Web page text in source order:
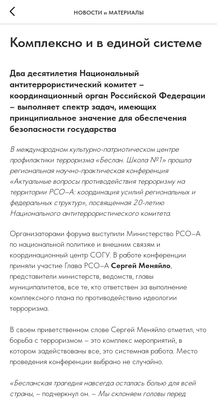
НОВОСТИ и МАТЕРИАЛЫ
Комплексно и в единой системе
Два десятилетия Национальный
антитеррористический комитет –
координационный орган Российской Федерации
– выполняет спектр задач, имеющих
принципиальное значение для обеспечения
безопасности государства
В международном культурно-патриотическом центре
профилактики терроризма «Беслан. Школа №1» прошла
региональная научно-практическая конференция
«Актуальные вопросы противодействия терроризму на
территории РСО–А: координация усилий региональных и
федеральных структур», посвященная 20-летию
Национального антитеррористического комитета.
Организаторами форума выступили Министерство РСО–А
по национальной политике и внешним связям и
координационный центр СОГУ. В работе конференции
приняли участие Глава РСО–А Сергей Меняйло,
представители министерств, ведомств, главы
муниципалитетов, все те, кто ответствен за выполнение
комплексного плана по противодействию идеологии
терроризма.
В своем приветственном слове Сергей Меняйло отметил, что
борьба с терроризмом – это комплекс мероприятий, в
котором задействованы все, это системная работа. Место
проведения конференции выбрано не случайно.
«Бесланская трагедия навсегда осталась болью для всей
страны, – подчеркнул он. – Мы склоняем головы перед